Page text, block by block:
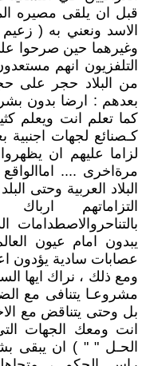
قبل ان يلقى مصيره
الاسد ونعني به (
وغيرهما حين صرحوا
التلفزيون انهم
من البلاد حجر على
بعدهم : ارضا بدون بشر
كما تعلم انت ويعلم
كـصنائع لجهات اجنبية
لزاما عليهم ان
مرةاخرى ....
البلاد العربية وحتى
التزاماتهم
بالتناحروالاصطدامات
يبدون امام عيون
عصابات سادية يؤدون
ومع ذلك ، نراك ايها
مشروعـا يتنافى مع
بل وحتى يتناقض مع
انت ومعك الجهات
الحـل " " ) ان يبقى